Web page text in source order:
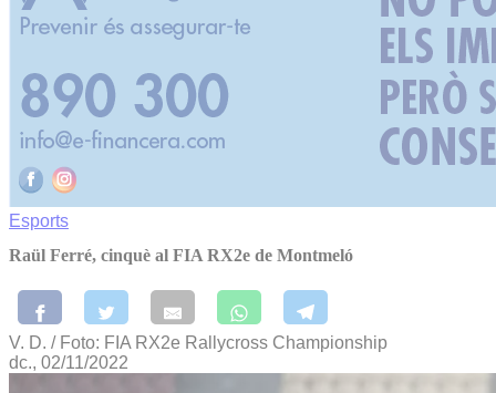
Esports
Raül Ferré, cinquè al FIA RX2e de Montmeló
V. D. / Foto: FIA RX2e Rallycross Championship
dc., 02/11/2022